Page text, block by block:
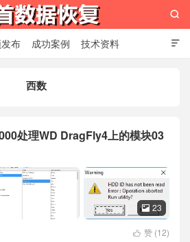

布 成功案例 技术资料

西数
处理WD DragFly4上的模块03
 23
 赞 (12)